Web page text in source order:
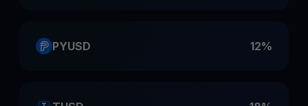
PYUSD 12%